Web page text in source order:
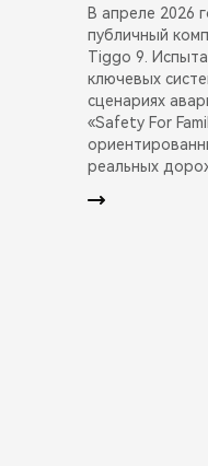
В апреле 2026
публичный
Tiggo 9.
ключевых
сценариях
«Safety For
реальных